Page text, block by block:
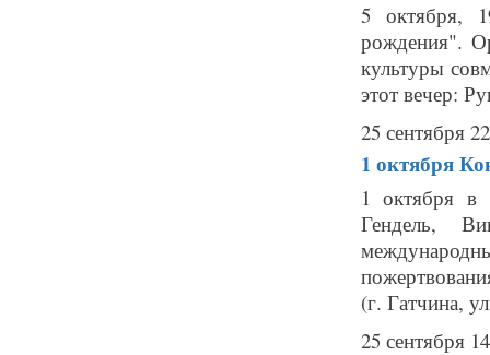
5 октября,
рождения".
культуры
этот вечер:
25 сентября
1 октября
1 октября в
Гендель,
(г. Гатчина,
25 сентября